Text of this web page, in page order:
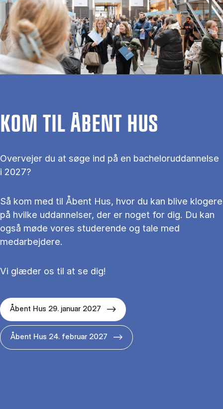
KOM TIL ÅBENT HUS
Overvejer du at søge ind på en bacheloruddannelse
i 2027?
Så kom med til Åbent Hus, hvor du kan blive klogere
på hvilke uddannelser, der er noget for dig. Du kan
også møde vores studerende og tale med
medarbejdere.
Vi glæder os til at se dig!
Åbent Hus 29. januar 2027
Åbent Hus 24. februar 2027